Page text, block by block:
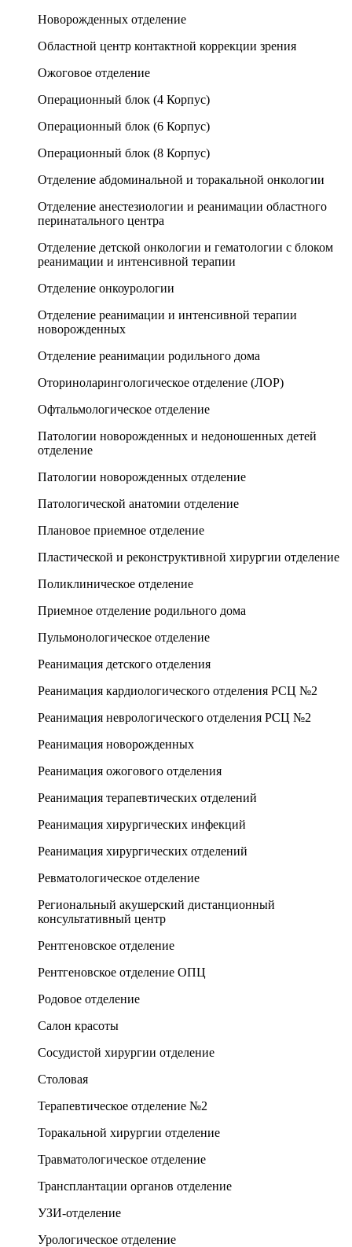
Новорожденных отделение
Областной центр контактной коррекции зрения
Ожоговое отделение
Операционный блок (4 Корпус)
Операционный блок (6 Корпус)
Операционный блок (8 Корпус)
Отделение абдоминальной и торакальной онкологии
Отделение анестезиологии и реанимации областного
перинатального центра
Отделение детской онкологии и гематологии с блоком
реанимации и интенсивной терапии
Отделение онкоурологии
Отделение реанимации и интенсивной терапии
новорожденных
Отделение реанимации родильного дома
Оториноларингологическое отделение (ЛОР)
Офтальмологическое отделение
Патологии новорожденных и недоношенных детей
отделение
Патологии новорожденных отделение
Патологической анатомии отделение
Плановое приемное отделение
Пластической и реконструктивной хирургии отделение
Поликлиническое отделение
Приемное отделение родильного дома
Пульмонологическое отделение
Реанимация детского отделения
Реанимация кардиологического отделения РСЦ №2
Реанимация неврологического отделения РСЦ №2
Реанимация новорожденных
Реанимация ожогового отделения
Реанимация терапевтических отделений
Реанимация хирургических инфекций
Реанимация хирургических отделений
Ревматологическое отделение
Региональный акушерский дистанционный
консультативный центр
Рентгеновское отделение
Рентгеновское отделение ОПЦ
Родовое отделение
Салон красоты
Сосудистой хирургии отделение
Столовая
Терапевтическое отделение №2
Торакальной хирургии отделение
Травматологическое отделение
Трансплантации органов отделение
УЗИ-отделение
Урологическое отделение